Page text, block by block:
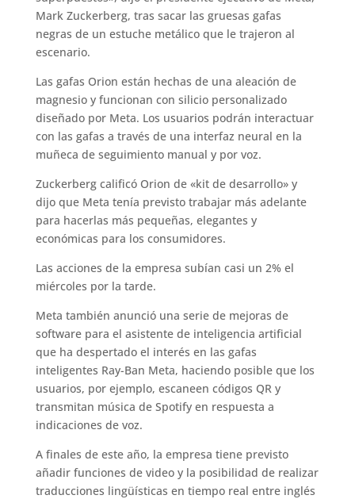
Mark Zuckerberg, tras sacar las gruesas gafas
negras de un estuche metálico que le trajeron al
escenario.
Las gafas Orion están hechas de una aleación de
magnesio y funcionan con silicio personalizado
diseñado por Meta. Los usuarios podrán interactuar
con las gafas a través de una interfaz neural en la
muñeca de seguimiento manual y por voz.
Zuckerberg calificó Orion de «kit de desarrollo» y
dijo que Meta tenía previsto trabajar más adelante
para hacerlas más pequeñas, elegantes y
económicas para los consumidores.
Las acciones de la empresa subían casi un 2% el
miércoles por la tarde.
Meta también anunció una serie de mejoras de
software para el asistente de inteligencia artificial
que ha despertado el interés en las gafas
inteligentes Ray-Ban Meta, haciendo posible que los
usuarios, por ejemplo, escaneen códigos QR y
transmitan música de Spotify en respuesta a
indicaciones de voz.
A finales de este año, la empresa tiene previsto
añadir funciones de video y la posibilidad de realizar
traducciones lingüísticas en tiempo real entre inglés